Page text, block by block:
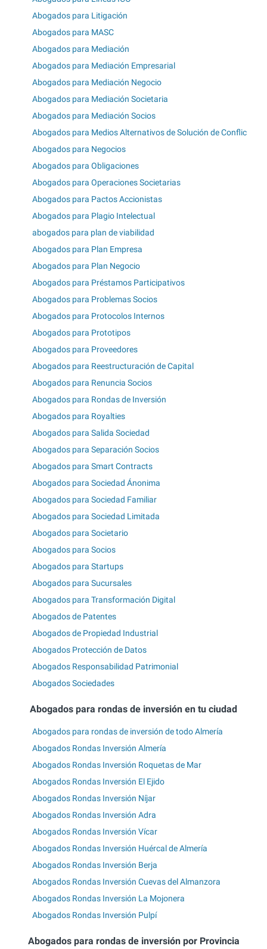
Abogados para Litigación
Abogados para MASC
Abogados para Mediación
Abogados para Mediación Empresarial
Abogados para Mediación Negocio
Abogados para Mediación Societaria
Abogados para Mediación Socios
Abogados para Medios Alternativos de Solución de Conflic
Abogados para Negocios
Abogados para Obligaciones
Abogados para Operaciones Societarias
Abogados para Pactos Accionistas
Abogados para Plagio Intelectual
abogados para plan de viabilidad
Abogados para Plan Empresa
Abogados para Plan Negocio
Abogados para Préstamos Participativos
Abogados para Problemas Socios
Abogados para Protocolos Internos
Abogados para Prototipos
Abogados para Proveedores
Abogados para Reestructuración de Capital
Abogados para Renuncia Socios
Abogados para Rondas de Inversión
Abogados para Royalties
Abogados para Salida Sociedad
Abogados para Separación Socios
Abogados para Smart Contracts
Abogados para Sociedad Ánonima
Abogados para Sociedad Familiar
Abogados para Sociedad Limitada
Abogados para Societario
Abogados para Socios
Abogados para Startups
Abogados para Sucursales
Abogados para Transformación Digital
Abogados de Patentes
Abogados de Propiedad Industrial
Abogados Protección de Datos
Abogados Responsabilidad Patrimonial
Abogados Sociedades
Abogados para rondas de inversión en tu ciudad
Abogados para rondas de inversión de todo Almería
Abogados Rondas Inversión Almería
Abogados Rondas Inversión Roquetas de Mar
Abogados Rondas Inversión El Ejido
Abogados Rondas Inversión Níjar
Abogados Rondas Inversión Adra
Abogados Rondas Inversión Vícar
Abogados Rondas Inversión Huércal de Almería
Abogados Rondas Inversión Berja
Abogados Rondas Inversión Cuevas del Almanzora
Abogados Rondas Inversión La Mojonera
Abogados Rondas Inversión Pulpí
Abogados para rondas de inversión por Provincia